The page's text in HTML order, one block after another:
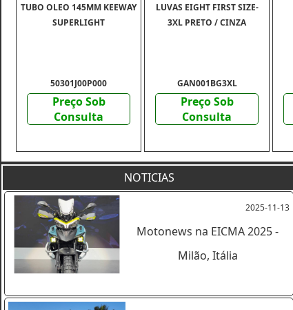
TUBO OLEO 145MM KEEWAY
SUPERLIGHT
50301J00P000
Preço Sob
Consulta
LUVAS EIGHT FIRST SIZE-
3XL PRETO / CINZA
GAN001BG3XL
Preço Sob
Consulta
NOTICIAS
2025-11-13
Motonews na EICMA 2025 -
Milão, Itália